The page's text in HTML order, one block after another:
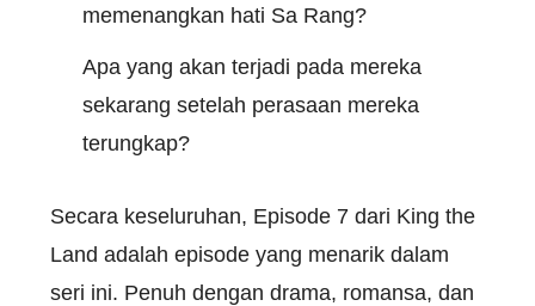
memenangkan hati Sa Rang?
Apa yang akan terjadi pada mereka
sekarang setelah perasaan mereka
terungkap?
Secara keseluruhan, Episode 7 dari King the
Land adalah episode yang menarik dalam
seri ini. Penuh dengan drama, romansa, dan